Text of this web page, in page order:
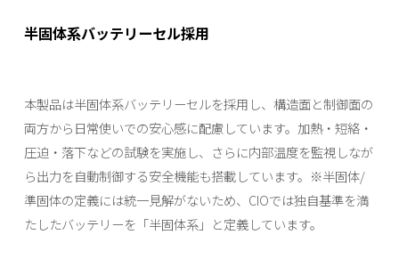
半固体系バッテリーセル採用
本製品は半固体系バッテリーセルを採用し、構造面と制御面の
両方から日常使いでの安心感に配慮しています。加熱・短絡・
圧迫・落下などの試験を実施し、さらに内部温度を監視しなが
ら出力を自動制御する安全機能も搭載しています。※半固体/
準固体の定義には統一見解がないため、CIOでは独自基準を満
たしたバッテリーを「半固体系」と定義しています。